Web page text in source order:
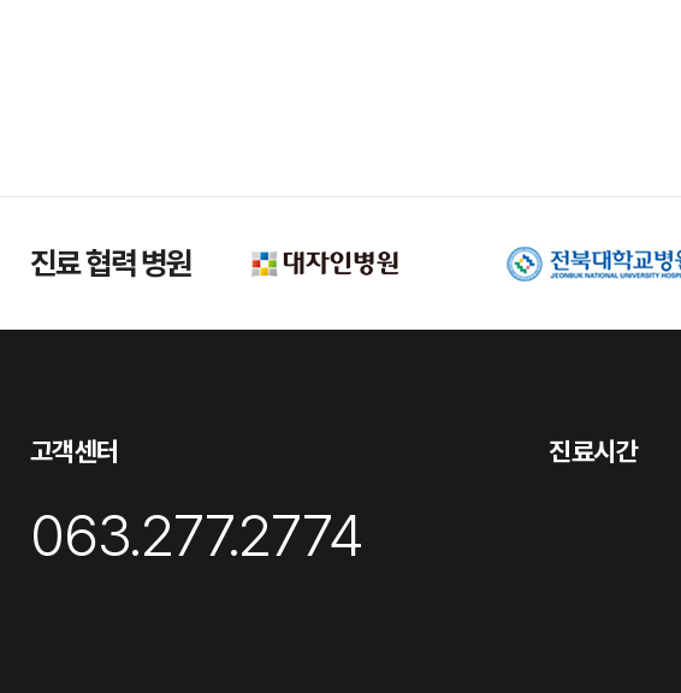
진료 협력 병원
고객센터
063.277.2774
진료시간